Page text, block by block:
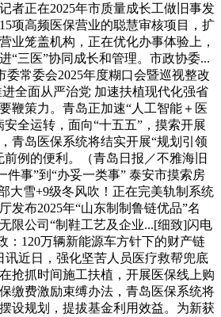
者正在2025年市质量成长工做旧事发
项高频医保营业的聪慧审核项目，扩
业笼盖机构，正在优化办事体验上，
“三医”协同成长和管理。市政协委...
委常委会2025年度糊口会暨巡视整改
全面从严治党 加速扶植现代化强省
鞭策力。青岛正加速“人工智能＋医
全运转，面向“十五五”，摸索开展
青岛医保系统将结实开展“规划引领
例的便利。（青岛日报／不雅海旧
件事”到“办妥一类事” 泰安市摸索房
大雪+9级冬风吹！正在完美轨制系统
发布2025年“山东制制鲁链优品”名
限公司“制鞋工艺及企业...[细致]闪电
：120万辆新能源车方针下的财产链
讯近日，强化坚苦人员医疗救帮兜底
抢抓时间施工扶植，开展医保线上购
缴费激励束缚办法，青岛医保系统将
设规划，提拔基金利用效益。为新获